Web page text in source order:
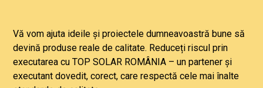
Vă vom ajuta ideile și proiectele dumneavoastră bune să
devină produse reale de calitate. Reduceți riscul prin
executarea cu TOP SOLAR ROMÂNIA – un partener și
executant dovedit, corect, care respectă cele mai înalte